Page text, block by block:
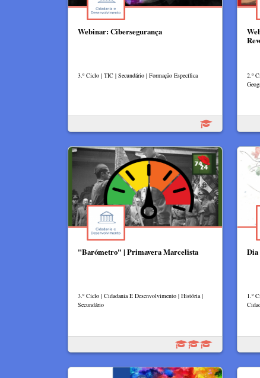
Webinar: Cibersegurança
3.º Ciclo | TIC | Secundário | Formação Específica
2.º
"Barómetro" | Primavera Marcelista
3.º Ciclo | Cidadania E Desenvolvimento | História |
Secundário
1.º